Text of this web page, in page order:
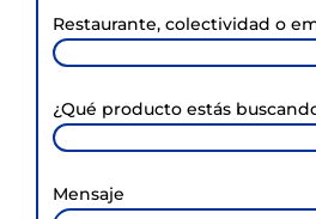
Restaurante, colectividad o
¿Qué producto estás
Mensaje